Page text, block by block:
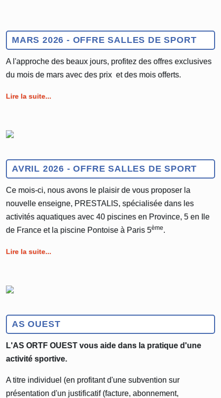
MARS 2026 - OFFRE SALLES DE SPORT
A l'approche des beaux jours, profitez des offres exclusives
du mois de mars avec des prix et des mois offerts.
Lire la suite...
AVRIL 2026 - OFFRE SALLES DE SPORT
Ce mois-ci, nous avons le plaisir de vous proposer la
nouvelle enseigne, PRESTALIS, spécialisée dans les
activités aquatiques avec 40 piscines en Province, 5 en Ile
de France et la piscine Pontoise à Paris 5ème.
Lire la suite...
AS OUEST
L'AS ORTF OUEST vous aide dans la pratique d'une
activité sportive.
A titre individuel (en profitant d'une subvention sur
présentation d'un justificatif (facture, abonnement,